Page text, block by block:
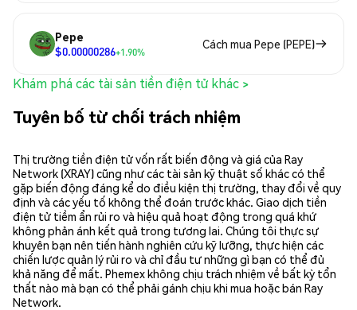
Pepe
$0.00000286+1.90%
Cách mua Pepe (PEPE)
Khám phá các tài sản tiền điện tử khác >
Tuyên bố từ chối trách nhiệm
Thị trường tiền điện tử vốn rất biến động và giá của Ray
Network (XRAY) cũng như các tài sản kỹ thuật số khác có thể
gặp biến động đáng kể do điều kiện thị trường, thay đổi về quy
định và các yếu tố không thể đoán trước khác. Giao dịch tiền
điện tử tiềm ẩn rủi ro và hiệu quả hoạt động trong quá khứ
không phản ánh kết quả trong tương lai. Chúng tôi thực sự
khuyên bạn nên tiến hành nghiên cứu kỹ lưỡng, thực hiện các
chiến lược quản lý rủi ro và chỉ đầu tư những gì bạn có thể đủ
khả năng để mất. Phemex không chịu trách nhiệm về bất kỳ tổn
thất nào mà bạn có thể phải gánh chịu khi mua hoặc bán Ray
Network.